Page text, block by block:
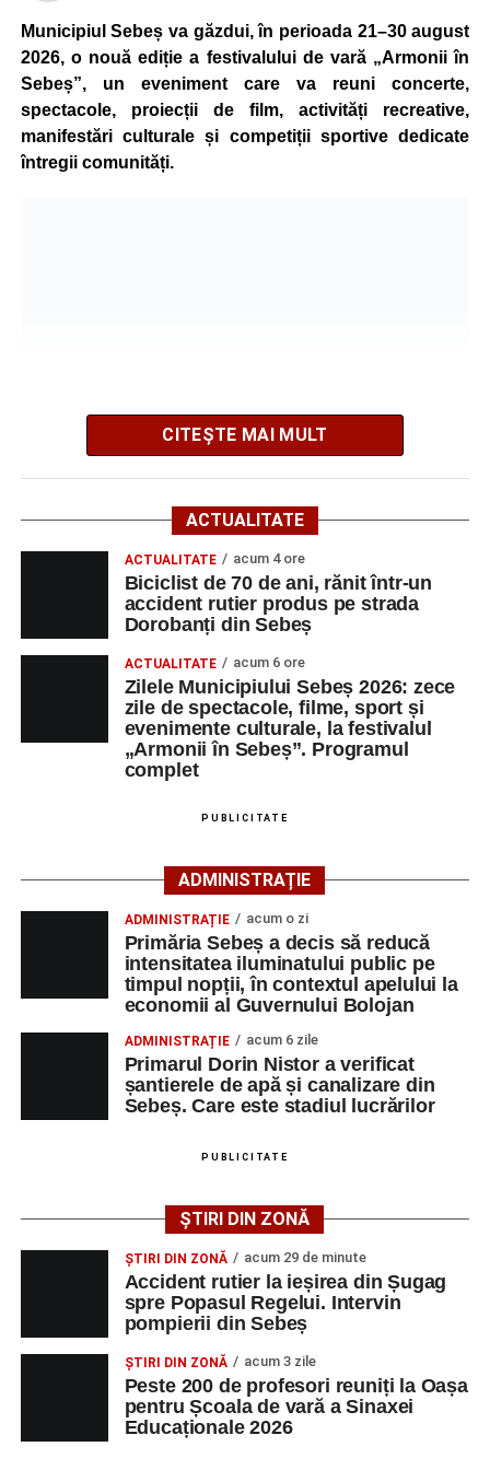
stabilească toate împrejurările în care s-a produs
accidentul.
Adaugă-ne ca sursă preferată
Zilele Municipiului Sebeș 2026: zece zile de
spectacole, filme, sport și evenimente culturale, la
festivalul „Armonii în Sebeș”. Programul complet
Municipiul Sebeș va găzdui, în perioada 21–30 august
2026, o nouă ediție a festivalului de vară „Armonii în
Sebeș”, un eveniment care va reuni concerte,
spectacole, proiecții de film, activități recreative,
manifestări culturale și competiții sportive dedicate
întregii comunități.
Organizatorii au pregătit un program variat, care îmbină
cultura locală cu muzica, artele vizuale, cinematografia,
dansul și sportul, oferind activități pentru toate categoriile
Pentru copii și tineri, festivalul propune jocuri și activități
recreative în mai multe zone ale municipiului – Răhău,
cartierul „Mihail Kogălniceanu”, Petrești și Parcul
Tineretului. Programul include spectacole pentru cei mici,
proiecții de film, petrecerea cu spumă și cea de-a treia
ediție a concursului MTB „Cicloaventurier de Sebeș”
care se va desfășura la Râpa Roșie.
Publicul adult va avea la dispoziție o serie de evenimente
artiști locali și salonul literar„Armonia artelor”
Festivalul va cuprinde și o seară dedicată tradițiilor
săsești, precum și un spectacol folcloric organizat în
memoria interpretului Felician Fărcașiu.
Printre momentele de atracție se numără spectacolul de
simfonic susținut în Grădina Muzeului Municipal „Ioan
Raica”, sub bagheta dirijoruluiRemus Grama, alături de
muzicieni români de prestigiu.
Și în acest an, pe scenă vor urca atât artiști consacrați, cât
cariere de succes în țară și în străinătate.
Festivalul include și o componentă cinematografică
importantă. Publicul va putea urmări mai multe producții
realizate cu implicarea producătoareiGabi Suciu
originară din Sebeș, prezentă de-a lungul timpului la
unele dintre cele mai importante festivaluri europene de
Un alt moment așteptat este show-ul susținut de
CITEȘTE MAI MULT
ACTUALITATE
ACTUALITATE acum 4 ore
Biciclist de 70 de ani, rănit într-un
accident rutier produs pe strada
Dorobanți din Sebeș
ACTUALITATE acum 6 ore
Zilele Municipiului Sebeș 2026: zece
zile de spectacole, filme, sport și
evenimente culturale, la festivalul
„Armonii în Sebeș”. Programul
complet
PUBLICITATE
ADMINISTRAȚIE
ADMINISTRAȚIE acum o zi
Primăria Sebeș a decis să reducă
intensitatea iluminatului public pe
timpul nopții, în contextul apelului la
economii al Guvernului Bolojan
ADMINISTRAȚIE acum 6 zile
Primarul Dorin Nistor a verificat
șantierele de apă și canalizare din
Sebeș. Care este stadiul lucrărilor
PUBLICITATE
ȘTIRI DIN ZONĂ
ȘTIRI DIN ZONĂ acum 29 de minute
Accident rutier la ieșirea din Șugag
spre Popasul Regelui. Intervin
pompierii din Sebeș
ȘTIRI DIN ZONĂ acum 3 zile
Peste 200 de profesori reuniți la Oașa
pentru Școala de vară a Sinaxei
Educaționale 2026